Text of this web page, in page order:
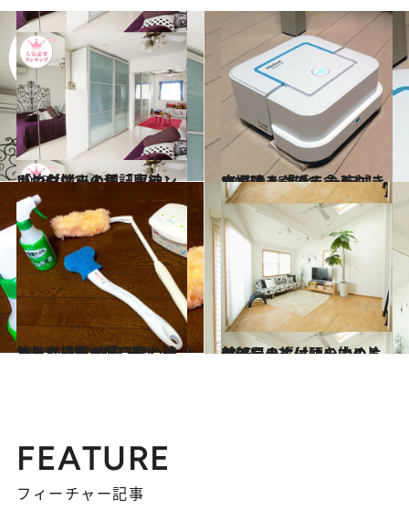
2013.12.16
いつも悩みの種「収納」「片付け」人気記事ランキング
ライフスタイル 2016.9.15
水を噴きつけて念入りに床掃除！ 進化した床拭きロボット「ブラーバ」
ライフスタイル
2016.5.28
決して掃除が好きなわけではない私の楽に早く終わらせる7つの工夫！
ライフスタイル 2013.11.3
お部屋の片付けを始める前に、まずは頭の中の片付けを！
ライフスタイル
FEATURE
フィーチャー記事